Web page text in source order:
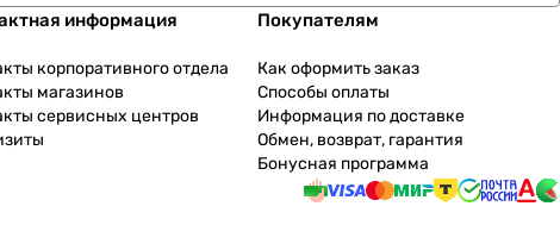
информация
корпоративного отдела
магазинов
сервисных центров
Покупателям
Как оформить заказ
Способы оплаты
Информация по доставке
Обмен, возврат, гарантия
Бонусная программа